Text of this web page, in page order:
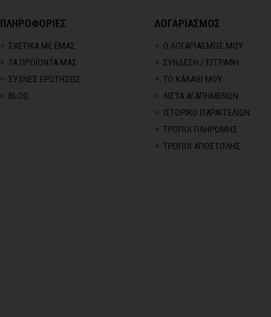
ΠΛΗΡΟΦΟΡΙΕΣ
ΣΧΕΤΙΚΑ ΜΕ ΕΜΑΣ
ΤΑ ΠΡΟΪΟΝΤΑ ΜΑΣ
ΣΥΧΝΕΣ ΕΡΩΤΗΣΕΙΣ
BLOG
ΛΟΓΑΡΙΑΣΜΟΣ
Ο ΛΟΓΑΡΙΑΣΜΟΣ ΜΟΥ
ΣΥΝΔΕΣΗ / ΕΓΓΡΑΦΗ
ΤΟ ΚΑΛΑΘΙ ΜΟΥ
ΛΙΣΤΑ ΑΓΑΠΗΜΕΝΩΝ
ΙΣΤΟΡΙΚΟ ΠΑΡΑΓΓΕΛΙΩΝ
ΤΡΟΠΟΙ ΠΛΗΡΩΜΗΣ
ΤΡΟΠΟΙ ΑΠΟΣΤΟΛΗΣ